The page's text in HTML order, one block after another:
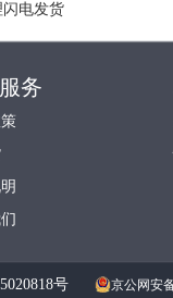
电发货
务
号 京公网安